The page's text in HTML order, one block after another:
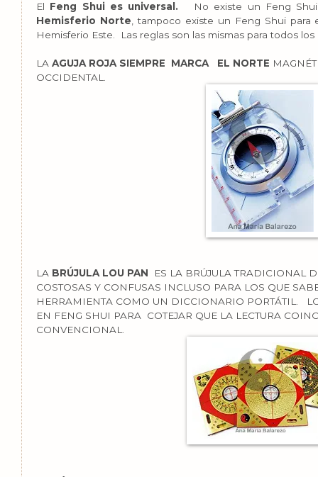
El Feng Shui es universal.
No existe un Feng
Hemisferio Norte , tampoco existe un Feng Shui para
Hemisferio Este.
Las reglas son las mismas para todos
LA AGUJA ROJA SIEMPRE MARCA EL NORTE
OCCIDENTAL.
LA BRÚJULA LOU PAN
ES LA BRÚJULA TRADICIONAL
COSTOSAS Y CONFUSAS INCLUSO PARA LOS QUE
HERRAMIENTA COMO UN DICCIONARIO PORTÁTIL.
EN FENG SHUI PARA
COTEJAR QUE LA LECTURA
CONVENCIONAL.